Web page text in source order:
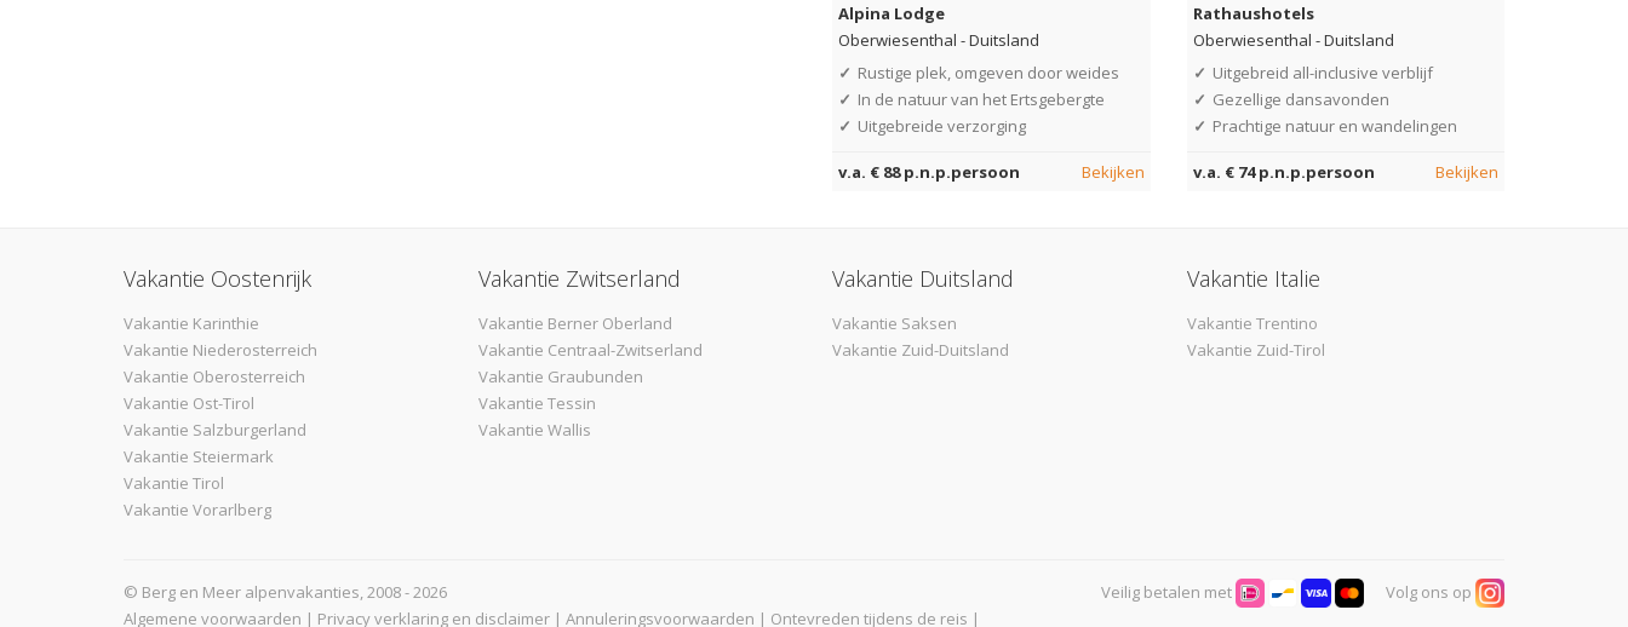
Alpina Lodge
Oberwiesenthal -Duitsland
✓ Rustige plek, omgeven door weides
✓ In de natuur van het Ertsgebergte
✓ Uitgebreide verzorging
v.a. € 88 p.n.p.persoon Bekijken
Rathaushotels
Oberwiesenthal -Duitsland
✓ Uitgebreid all-inclusive verblijf
✓ Gezellige dansavonden
✓ Prachtige natuur en wandelingen
v.a. € 74 p.n.p.persoon Bekijken
Vakantie Oostenrijk
Vakantie Karinthie
Vakantie Niederosterreich
Vakantie Oberosterreich
Vakantie Ost-Tirol
Vakantie Salzburgerland
Vakantie Steiermark
Vakantie Tirol
Vakantie Vorarlberg
Vakantie Zwitserland
Vakantie Berner Oberland
Vakantie Centraal-Zwitserland
Vakantie Graubunden
Vakantie Tessin
Vakantie Wallis
Vakantie Duitsland
Vakantie Saksen
Vakantie Zuid-Duitsland
Vakantie Italie
Vakantie Trentino
Vakantie Zuid-Tirol
© Berg en Meer alpenvakanties, 2008 - 2026
Algemene voorwaarden | Privacy verklaring en disclaimer | Annuleringsvoorwaarden | Ontevreden tijdens de reis |
Veilig betalen met Volg ons op